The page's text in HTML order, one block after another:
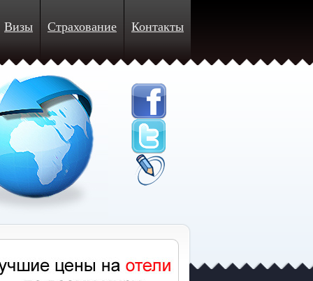
Визы Страхование Контакты